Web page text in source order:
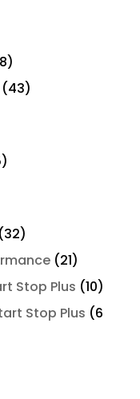
88
produktów
4343
5
3232
produkty
2121
Stop Plus 1010
Stop Plus
6